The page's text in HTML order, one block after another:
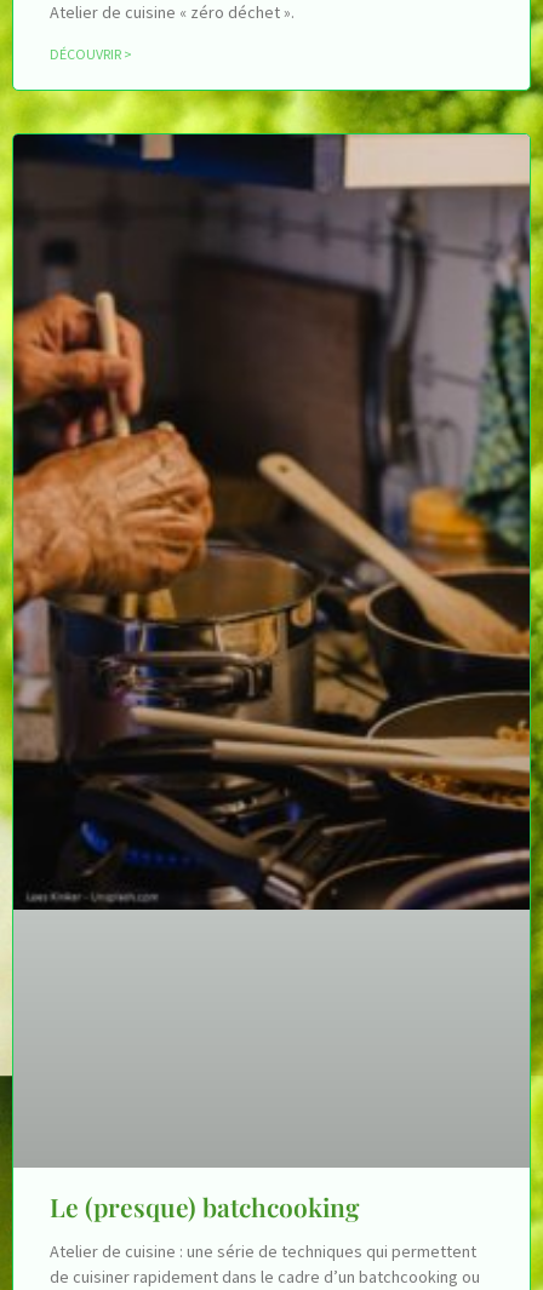
Atelier de cuisine « zéro déchet ».
DÉCOUVRIR >
Le (presque) batchcooking
Atelier de cuisine : une série de techniques qui permettent
de cuisiner rapidement dans le cadre d’un batchcooking ou